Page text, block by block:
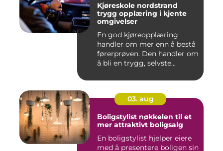
Kjøreskole nordstrand
trygg opplæring i kjente
omgivelser
En god kjøreopplæring
handler om mer enn å bestå
førerprøven. Den handler om
å bli en trygg, selvste...
03. aug
Boligstylist nøkkelen til et
mer attraktivt boligsalg
En boligstylist hjelper eiere
med å presentere boligen sin